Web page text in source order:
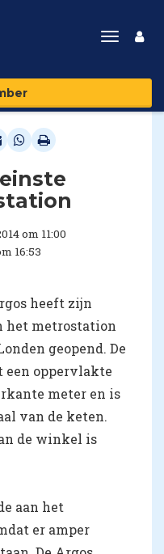
Toggle
om 11:00
16:53
heeft zijn
het metrostation
geopend. De
oppervlakte
meter en is
van de keten.
de winkel is
aan het
er amper